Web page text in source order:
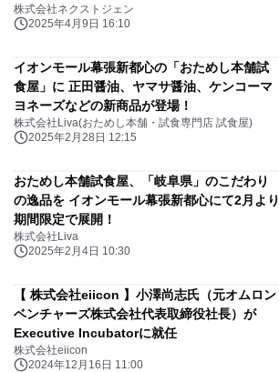
株式会社ネクストジェン
2025年4月9日 16:10
イオンモール幕張新都心の「おためし本舗試
食屋」に 正田醤油、ヤマサ醤油、ケンコーマ
ヨネーズなどの新商品が登場！
株式会社Liva(おためし本舗・試食専門店 試食屋)
2025年2月28日 12:15
おためし本舗試食屋、「岐阜県」のこだわり
の逸品を イオンモール幕張新都心にて2月より
期間限定で展開！
株式会社Liva
2025年2月4日 10:30
【 株式会社eiicon 】小澤尚志氏（元オムロン
ベンチャーズ株式会社代表取締役社長）が
Executive Incubatorに就任
株式会社eiicon
2024年12月16日 11:00